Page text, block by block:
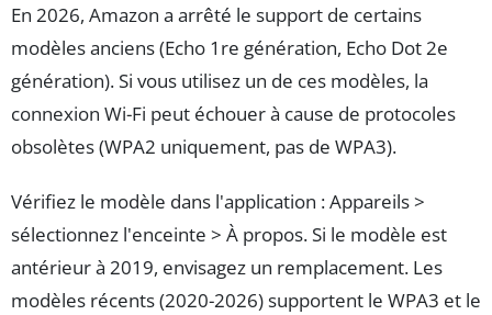
En 2026, Amazon a arrêté le support de certains
modèles anciens (Echo 1re génération, Echo Dot 2e
génération). Si vous utilisez un de ces modèles, la
connexion Wi-Fi peut échouer à cause de protocoles
obsolètes (WPA2 uniquement, pas de WPA3).
Vérifiez le modèle dans l'application : Appareils >
sélectionnez l'enceinte > À propos. Si le modèle est
antérieur à 2019, envisagez un remplacement. Les
modèles récents (2020-2026) supportent le WPA3 et le